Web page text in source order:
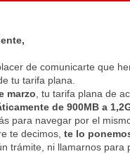
de comunicarte que
tu tarifa plana.
marzo, tu tarifa plana de
de 900MB a
para navegar por el
te decimos, te lo
trámite, ni llamarnos para